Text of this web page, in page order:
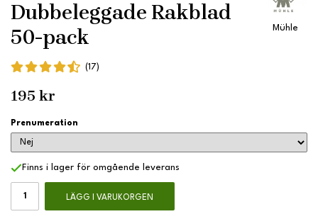
Dubbeleggade Rakblad
50-pack
Mühle
(17)
195 kr
Prenumeration
Finns i lager för omgående leverans
LÄGG I VARUKORGEN